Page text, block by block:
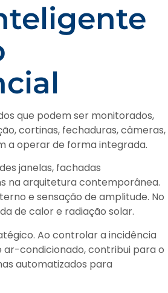
que podem ser monitorados,
cortinas, fechaduras, câmeras,
a operar de forma integrada.
janelas, fachadas
na arquitetura contemporânea.
e sensação de amplitude. No
de calor e radiação solar.
Ao controlar a incidência
ar-condicionado, contribui para o
automatizados para